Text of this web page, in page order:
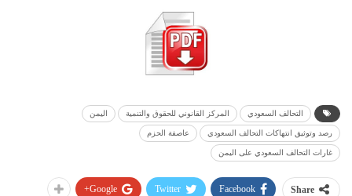
التحالف السعودي المركز القانوني للحقوق والتنمية اليمن
رصد وتوثيق انتهاكات التحالف السعودي عاصفة الحزم
غارات التحالف السعودي على اليمن
Share
Facebook
Twitter
Google+